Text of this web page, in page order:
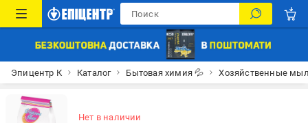
Эпицентр К Каталог Бытовая химия 💦 Хозяйственные
Нет в наличии